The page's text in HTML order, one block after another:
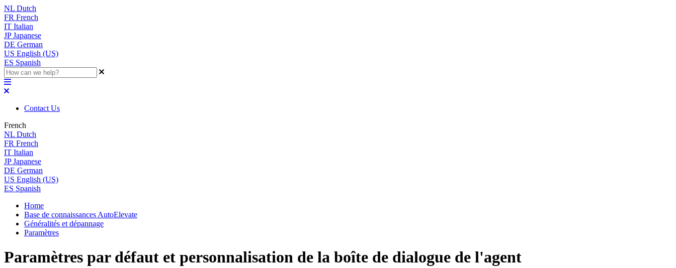
NL Dutch
FR French
IT Italian
JP Japanese
DE German
US English (US)
ES Spanish
Contact Us
French
NL Dutch
FR French
IT Italian
JP Japanese
DE German
US English (US)
ES Spanish
Home
Base de connaissances AutoElevate
Généralités et dépannage
Paramètres
Paramètres par défaut et personnalisation de la boîte de dialogue de l'agent